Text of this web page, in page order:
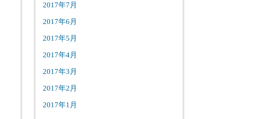
2017年7月
2017年6月
2017年5月
2017年4月
2017年3月
2017年2月
2017年1月